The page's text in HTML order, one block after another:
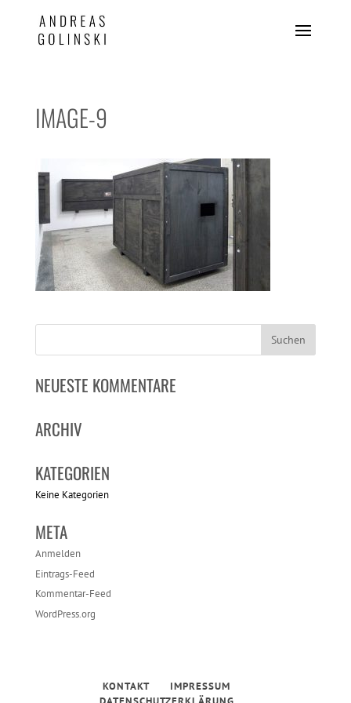
IMAGE-9
NEUESTE KOMMENTARE
ARCHIV
KATEGORIEN
Keine Kategorien
META
Anmelden
Eintrags-Feed
Kommentar-Feed
WordPress.org
KONTAKT
IMPRESSUM